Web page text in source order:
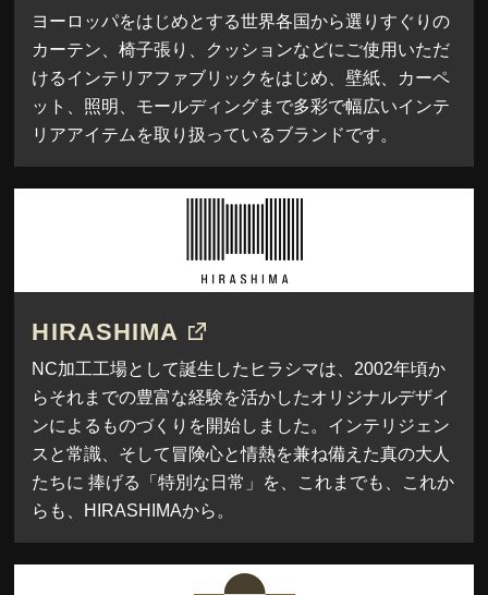
ヨーロッパをはじめとする世界各国から選りすぐりの
カーテン、椅子張り、クッションなどにご使用いただ
けるインテリアファブリックをはじめ、壁紙、カーペ
ット、照明、モールディングまで多彩で幅広いインテ
リアアイテムを取り扱っているブランドです。
HIRASHIMA
NC加工工場として誕生したヒラシマは、2002年頃か
らそれまでの豊富な経験を活かしたオリジナルデザイ
ンによるものづくりを開始しました。インテリジェン
スと常識、そして冒険心と情熱を兼ね備えた真の大人
たちに 捧げる「特別な日常」を、これまでも、これか
らも、HIRASHIMAから。